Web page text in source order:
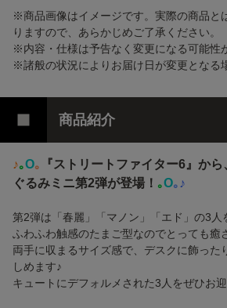
※商品画像はイメージです。実際の商品と
りますので、あらかじめご了承ください。
※内容・仕様は予告なく変更になる可能性
※諸般の状況によりお届け日が変更となる
商品紹介
♪｡O｡ 『ストリートファイター6』から
ぐるみミニ第2弾が登場！ ｡O｡ ♪
第2弾は「春麗」「マノン」「エド」の3人
ふわふわ触感のたまご型なのでとっても癒
両手に収まるサイズ感で、デスクに飾った
しめます♪
キュートにデフォルメされた3人をぜひお迎